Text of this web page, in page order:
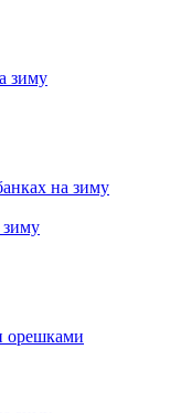
зиму
на зиму
орешками